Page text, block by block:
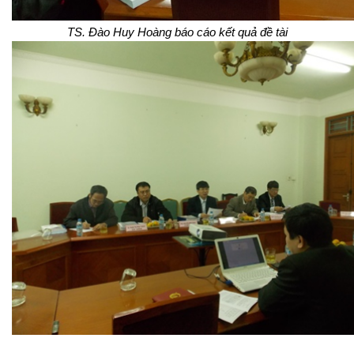
TS. Đào Huy Hoàng báo cáo kết quả đề tài